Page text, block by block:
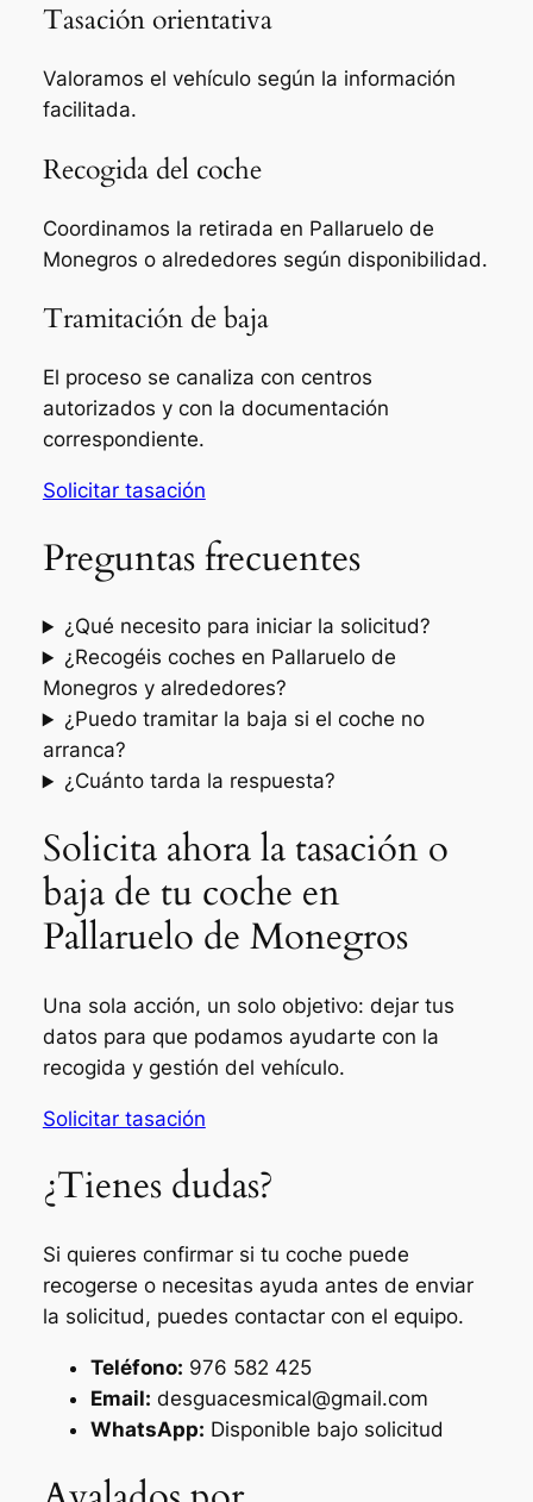
Tasación orientativa
Valoramos el vehículo según la información
facilitada.
Recogida del coche
Coordinamos la retirada en Pallaruelo de
Monegros o alrededores según disponibilidad.
Tramitación de baja
El proceso se canaliza con centros
autorizados y con la documentación
correspondiente.
Solicitar tasación
Preguntas frecuentes
¿Qué necesito para iniciar la solicitud?
¿Recogéis coches en Pallaruelo de
Monegros y alrededores?
¿Puedo tramitar la baja si el coche no
arranca?
¿Cuánto tarda la respuesta?
Solicita ahora la tasación o
baja de tu coche en
Pallaruelo de Monegros
Una sola acción, un solo objetivo: dejar tus
datos para que podamos ayudarte con la
recogida y gestión del vehículo.
Solicitar tasación
¿Tienes dudas?
Si quieres confirmar si tu coche puede
recogerse o necesitas ayuda antes de enviar
la solicitud, puedes contactar con el equipo.
Teléfono: 976 582 425
Email: desguacesmical@gmail.com
WhatsApp: Disponible bajo solicitud